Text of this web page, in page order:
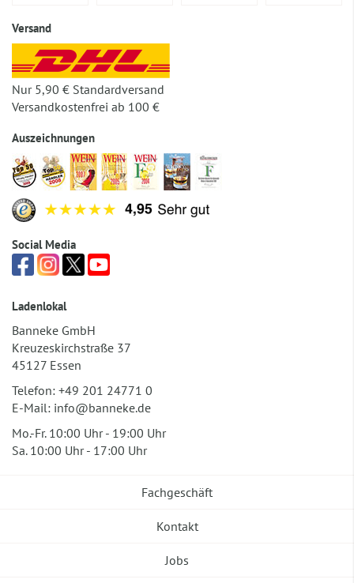
Versand
Nur 5,90 € Standardversand
Versandkostenfrei ab 100 €
Auszeichnungen
Social Media
Ladenlokal
Banneke GmbH
Kreuzeskirchstraße 37
45127 Essen
Telefon: +49 201 24771 0
E-Mail: info@banneke.de
Mo.-Fr. 10:00 Uhr - 19:00 Uhr
Sa. 10:00 Uhr - 17:00 Uhr
Fachgeschäft
Kontakt
Jobs